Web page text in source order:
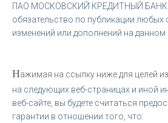
ПАО МОСКОВСКИЙ КРЕДИТНЫЙ БАНК
обязательство по публикации любых
изменений или дополнений на данном
Нажимая на ссылку ниже для целей
на следующих веб-страницах и иной
веб-сайте, вы будете считаться
гарантии в отношении того, что: